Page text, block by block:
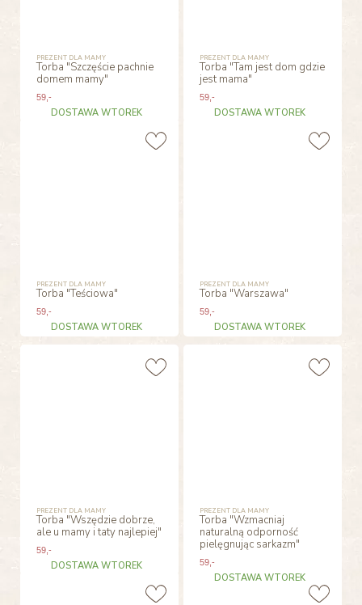
PREZENT DLA MAMY
Torba "Szczęście pachnie
domem mamy"
59,-
DOSTAWA WTOREK
PREZENT DLA MAMY
Torba "Tam jest dom gdzie
jest mama"
59 ,-
DOSTAWA WTOREK
PREZENT DLA MAMY
Torba "Teściowa"
59,-
DOSTAWA WTOREK
PREZENT DLA MAMY
Torba "Warszawa"
59 ,-
DOSTAWA WTOREK
PREZENT DLA MAMY
Torba "Wszędzie dobrze,
ale u mamy i taty najlepiej"
59,-
DOSTAWA WTOREK
PREZENT DLA MAMY
Torba "Wzmacniaj
naturalną odporność
pielęgnując sarkazm"
59 ,-
DOSTAWA WTOREK